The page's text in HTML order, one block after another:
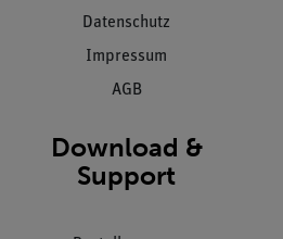
Datenschutz
Impressum
AGB
Download &
Support